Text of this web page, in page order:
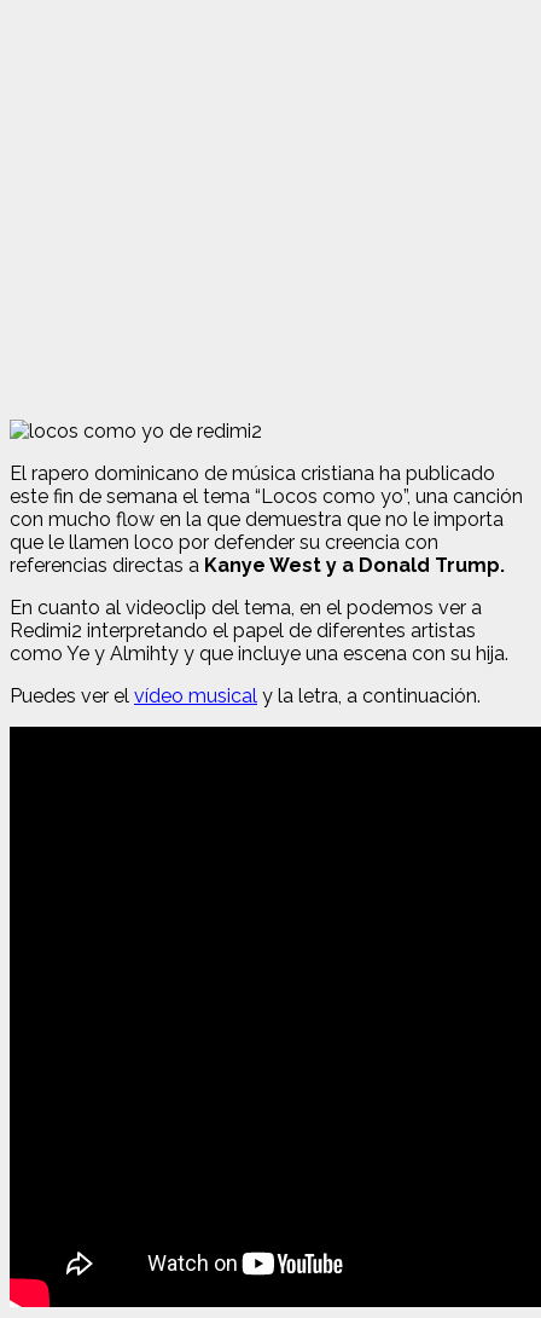
El rapero dominicano de música cristiana ha publicado
este fin de semana el tema “Locos como yo”, una canción
con mucho flow en la que demuestra que no le importa
que le llamen loco por defender su creencia con
referencias directas a Kanye West y a Donald Trump.
En cuanto al videoclip del tema, en el podemos ver a
Redimi2 interpretando el papel de diferentes artistas
como Ye y Almihty y que incluye una escena con su hija.
Puedes ver el vídeo musical y la letra, a continuación.